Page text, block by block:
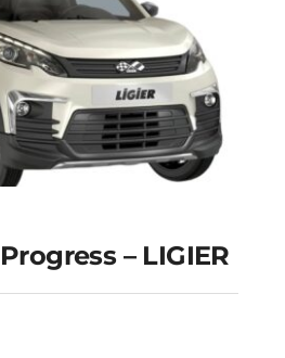
Progress –
– LIGIER